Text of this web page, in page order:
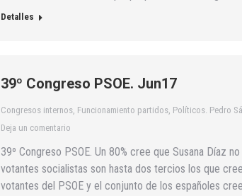
Detalles
39º Congreso PSOE. Jun17
Congresos internos, Funcionamiento partidos, Políticos. Pedro
Deja un comentario
39º Congreso PSOE. Un 80% cree que Susana Díaz
votantes socialistas son hasta dos tercios los que
votantes del PSOE y el conjunto de los españoles